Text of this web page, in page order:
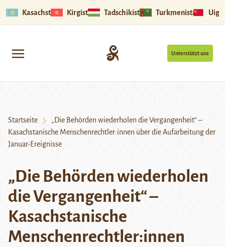
Kasachstan Kirgistan Tadschikistan Turkmenistan
Unterstützt uns
Startseite
„Die Behörden wiederholen die Vergangenheit“ –
Kasachstanische Menschenrechtler:innen über die Aufarbeitung der
Januar-Ereignisse
„Die Behörden wiederholen
die Vergangenheit“ –
Kasachstanische
Menschenrechtler:innen